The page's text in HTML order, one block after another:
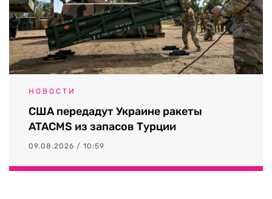
НОВОСТИ
США передадут Украине ракеты
ATACMS из запасов Турции
09.08.2026 / 10:59